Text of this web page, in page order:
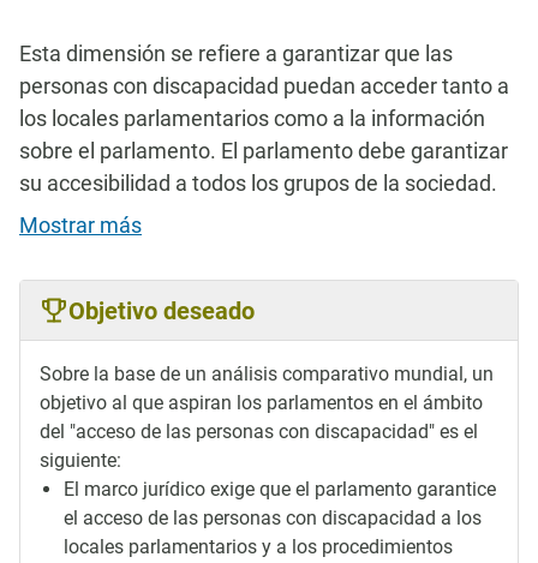
Esta dimensión se refiere a garantizar que las
personas con discapacidad puedan acceder tanto a
los locales parlamentarios como a la información
sobre el parlamento. El parlamento debe garantizar
su accesibilidad a todos los grupos de la sociedad.
Mostrar más
Objetivo deseado
Sobre la base de un análisis comparativo mundial, un
objetivo al que aspiran los parlamentos en el ámbito
del "acceso de las personas con discapacidad" es el
siguiente:
El marco jurídico exige que el parlamento garantice
el acceso de las personas con discapacidad a los
locales parlamentarios y a los procedimientos